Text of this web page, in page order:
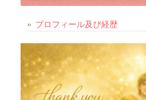
プロフィール及び経歴